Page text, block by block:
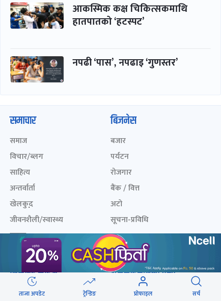
आकस्मिक कक्ष चिकित्सकमाथि
हातपातको ‘हटस्पट’
नपढी ‘पास’, नपढाइ ‘गुणस्तर’
ताजा अपडेट ट्रेन्डिङ प्रोफाइल सर्च
समाचार
समाज
विचार/ब्लग
साहित्य
अन्तर्वार्ता
खेलकुद़़
जीवनशैली/स्वास्थ्य
प्रवास
अन्तर्राष्ट्रिय
बिजनेस
बजार
पर्यटन
रोजगार
बैंक / वित्त
अटो
सूचना-प्रविधि
खेलकुद लाईभ
एनपीएल २०८१
अनलाइनखबर सूची
नेपालका ५० प्रभावशाली